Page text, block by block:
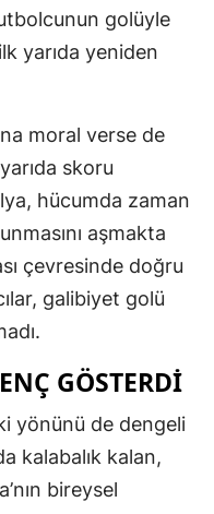
golüyle
yarıda yeniden
moral verse de
skoru
hücumda zaman
aşmakta
çevresinde doğru
galibiyet golü
GÖSTERDI
yönünü de dengeli
kalabalık kalan,
bireysel